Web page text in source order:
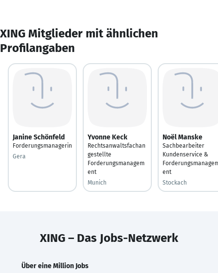
XING Mitglieder mit ähnlichen
Profilangaben
Janine Schönfeld
Forderungsmanagerin
Gera
Yvonne Keck
Rechtsanwaltsfachan
gestellte
Forderungsmanagem
ent
Munich
Noël Manske
Sachbearbeiter
Kundenservice &
ent
Stockach
XING – Das Jobs-Netzwerk
Über eine Million Jobs